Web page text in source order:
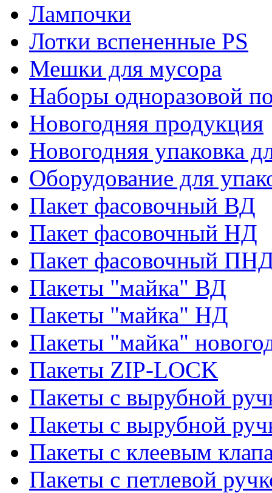
Лампочки
Лотки вспененные PS
Мешки для мусора
Наборы одноразовой
Новогодняя продукция
Новогодняя упаковка
Оборудование для
Пакет фасовочный ВД
Пакет фасовочный НД
Пакет фасовочный
Пакеты "майка" ВД
Пакеты "майка" НД
Пакеты "майка"
Пакеты ZIP-LOCK
Пакеты с вырубной
Пакеты с вырубной
Пакеты с клеевым
Пакеты с петлевой